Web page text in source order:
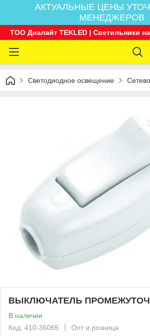
АКТУАЛЬНЫЕ ЦЕНЫ
МЕНЕДЖЕРОВ
ТОО Диалайт TEKLED | Светильники
Светодиодное освещение
ВЫКЛЮЧАТЕЛЬ
В наличии
Код: 410-36065
Опт и розница